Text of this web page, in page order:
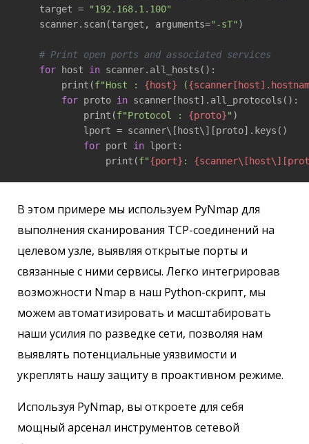
    target =
"192.168.1.100"
    scanner.scan(target, arguments=
"-sT" )
# Print open ports and associated services
for host in scanner.all_hosts():
        print(
f"Host : {host} (
for proto in scanner[host].all_protocols():
            print(
f"Protocol : {proto}" )
            lport = scanner\[host\][proto].keys()
for port in lport:
                print(
f"{port} :
В этом примере мы используем PyNmap для
выполнения сканирования TCP-соединений на
целевом узле, выявляя открытые порты и
связанные с ними сервисы. Легко интегрировав
возможности Nmap в наш Python-скрипт, мы
можем автоматизировать и масштабировать
наши усилия по разведке сети, позволяя нам
выявлять потенциальные уязвимости и
укреплять нашу защиту в проактивном режиме.
Используя PyNmap, вы откроете для себя
мощный арсенал инструментов сетевой